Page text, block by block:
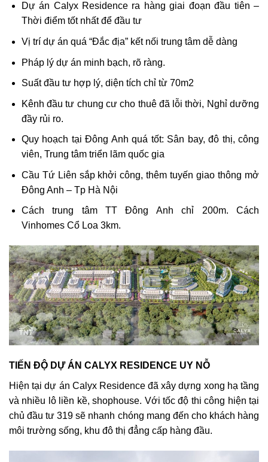
Dự án Calyx Residence ra hàng giai đoạn đầu tiên –
Thời điểm tốt nhất để đầu tư
Vị trí dự án quá “Đắc địa” kết nối trung tâm dễ dàng
Pháp lý dự án minh bạch, rõ ràng.
Suất đầu tư hợp lý, diện tích chỉ từ 70m2
Kênh đầu tư chung cư cho thuê đã lỗi thời, Nghỉ dưỡng
đầy rủi ro.
Quy hoạch tại Đông Anh quá tốt: Sân bay, đô thị, công
viên, Trung tâm triển lãm quốc gia
Cầu Tứ Liên sắp khởi công, thêm tuyến giao thông mở
Đông Anh – Tp Hà Nội
Cách trung tâm TT Đông Anh chỉ 200m. Cách
Vinhomes Cổ Loa 3km.
TIẾN ĐỘ DỰ ÁN CALYX RESIDENCE UY NỖ
Hiện tại dự án Calyx Residence đã xây dựng xong hạ tầng
và nhiều lô liền kề, shophouse. Với tốc độ thi công hiện tại
chủ đầu tư 319 sẽ nhanh chóng mang đến cho khách hàng
môi trường sống, khu đô thị đẳng cấp hàng đầu.